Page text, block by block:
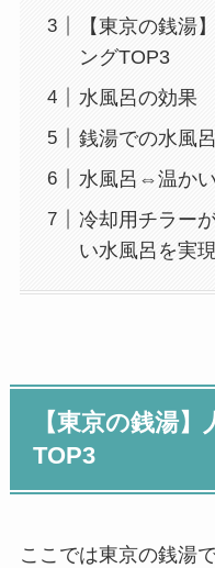
【東京の銭湯
ングTOP3
水風呂の効果
銭湯での水風
水風呂⇔温か
冷却用チラー
い水風呂を実
【東京の銭湯
TOP3
ここでは東京の銭湯